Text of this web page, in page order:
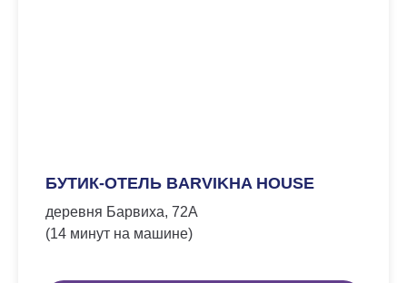
БУТИК-ОТЕЛЬ BARVIKHA HOUSE
деревня Барвиха, 72А
(14 минут на машине)